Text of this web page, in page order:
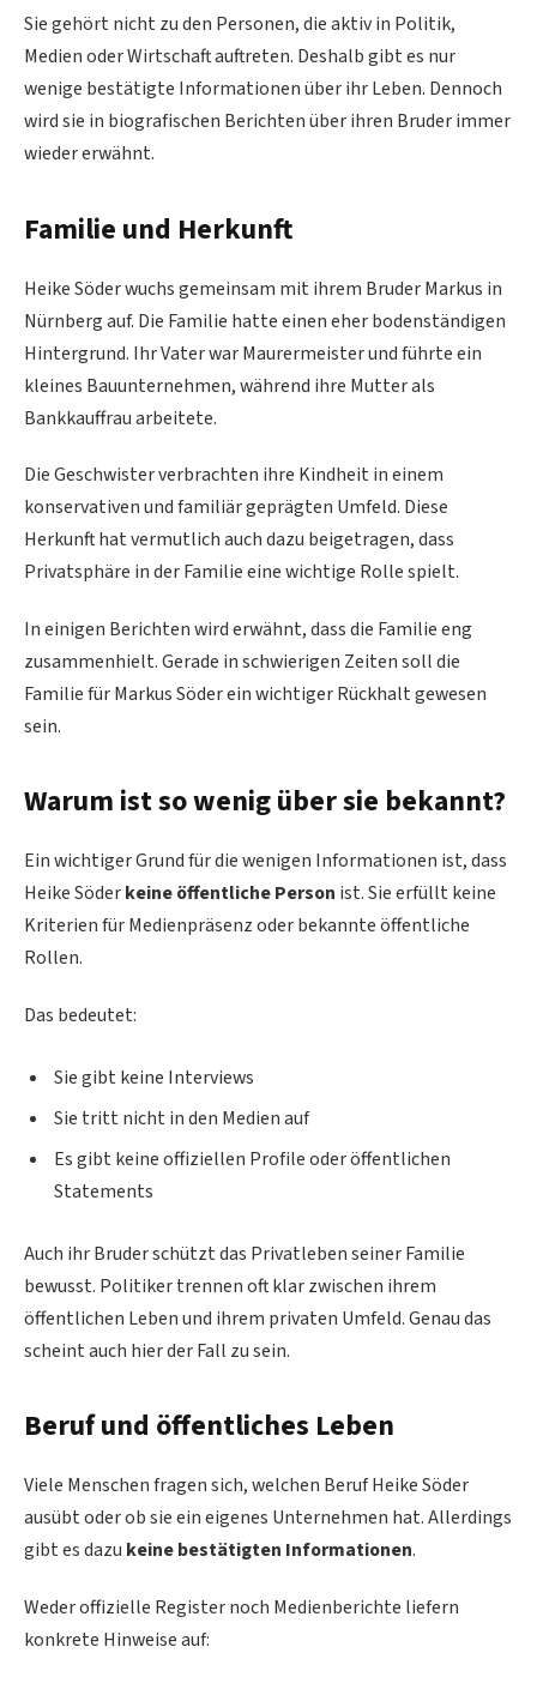
Sie gehört nicht zu den Personen, die aktiv in Politik,
Medien oder Wirtschaft auftreten. Deshalb gibt es nur
wenige bestätigte Informationen über ihr Leben. Dennoch
wird sie in biografischen Berichten über ihren Bruder immer
wieder erwähnt.
Familie und Herkunft
Heike Söder wuchs gemeinsam mit ihrem Bruder Markus in
Nürnberg auf. Die Familie hatte einen eher bodenständigen
Hintergrund. Ihr Vater war Maurermeister und führte ein
kleines Bauunternehmen, während ihre Mutter als
Bankkauffrau arbeitete.
Die Geschwister verbrachten ihre Kindheit in einem
konservativen und familiär geprägten Umfeld. Diese
Herkunft hat vermutlich auch dazu beigetragen, dass
Privatsphäre in der Familie eine wichtige Rolle spielt.
In einigen Berichten wird erwähnt, dass die Familie eng
zusammenhielt. Gerade in schwierigen Zeiten soll die
Familie für Markus Söder ein wichtiger Rückhalt gewesen
sein.
Warum ist so wenig über sie bekannt?
Ein wichtiger Grund für die wenigen Informationen ist, dass
Heike Söderkeine öffentliche Person ist. Sie erfüllt keine
Kriterien für Medienpräsenz oder bekannte öffentliche
Rollen.
Das bedeutet:
Sie gibt keine Interviews
Sie tritt nicht in den Medien auf
Es gibt keine offiziellen Profile oder öffentlichen
Statements
Auch ihr Bruder schützt das Privatleben seiner Familie
bewusst. Politiker trennen oft klar zwischen ihrem
öffentlichen Leben und ihrem privaten Umfeld. Genau das
scheint auch hier der Fall zu sein.
Beruf und öffentliches Leben
Viele Menschen fragen sich, welchen Beruf Heike Söder
ausübt oder ob sie ein eigenes Unternehmen hat. Allerdings
gibt es dazu keine bestätigten Informationen.
Weder offizielle Register noch Medienberichte liefern
konkrete Hinweise auf: